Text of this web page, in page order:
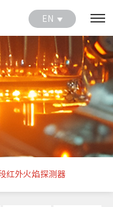
EN
红外火焰探测器